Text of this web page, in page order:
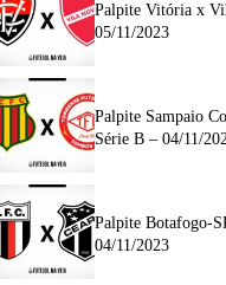
Palpite Vitória x
05/11/2023
Palpite Sampaio
Série B – 04/11/
Palpite Botafogo-
04/11/2023